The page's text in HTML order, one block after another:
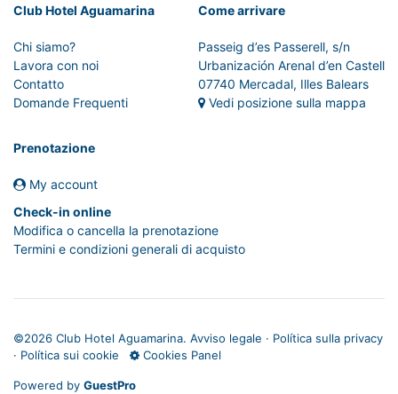
Club Hotel Aguamarina
Chi siamo?
Lavora con noi
Contatto
Domande Frequenti
Come arrivare
Passeig d’es Passerell, s/n
Urbanización Arenal d’en Castell
07740 Mercadal, Illes Balears
Vedi posizione sulla mappa
Prenotazione
My account
Check-in online
Modifica o cancella la prenotazione
Termini e condizioni generali di acquisto
©2026 Club Hotel Aguamarina. Avviso legale · Política sulla privacy
· Política sui cookie Cookies Panel
Powered by GuestPro